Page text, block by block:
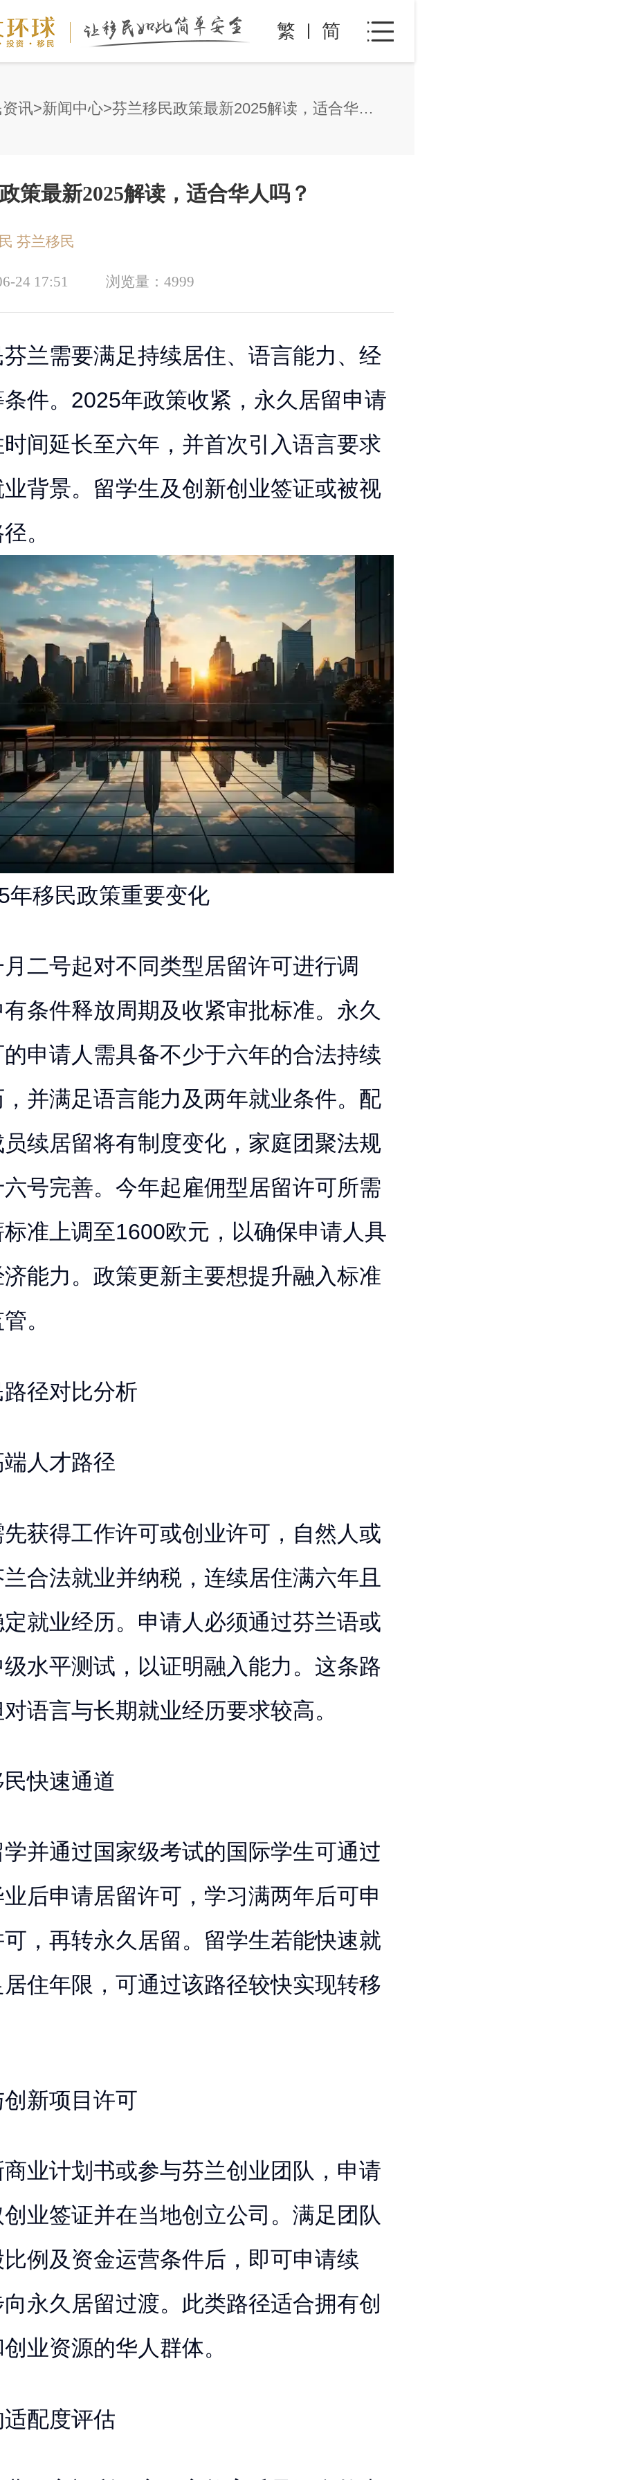
繁 简
讯 新闻中心 芬兰移民政策最新2025解读，适合华人吗？
策最新2025解读，适合华人吗？
芬兰移民
24 17:51 浏览量： 4999
兰需要满足持续居住、语言能力、经
件。2025年政策收紧，永久居留申请
间延长至六年，并首次引入语言要求
背景。留学生及创新创业签证或被视
。
年移民政策重要变化
二号起对不同类型居留许可进行调
条件释放周期及收紧审批标准。永久
申请人需具备不少于六年的合法持续
并满足语言能力及两年就业条件。配
续居留将有制度变化，家庭团聚法规
号完善。今年起雇佣型居留许可所需
准上调至1600欧元，以确保申请人具
能力。政策更新主要想提升融入标准
。
径对比分析
人才路径
获得工作许可或创业许可，自然人或
合法就业并纳税，连续居住满六年且
就业经历。申请人必须通过芬兰语或
水平测试，以证明融入能力。这条路
语言与长期就业经历要求较高。
快速通道
并通过国家级考试的国际学生可通过
后申请居留许可，学习满两年后可申
，再转永久居留。留学生若能快速就
住年限，可通过该路径较快实现转移
新项目许可
业计划书或参与芬兰创业团队，申请
业签证并在当地创立公司。满足团队
例及资金运营条件后，即可申请续
永久居留过渡。此类路径适合拥有创
业资源的华人群体。
配度评估